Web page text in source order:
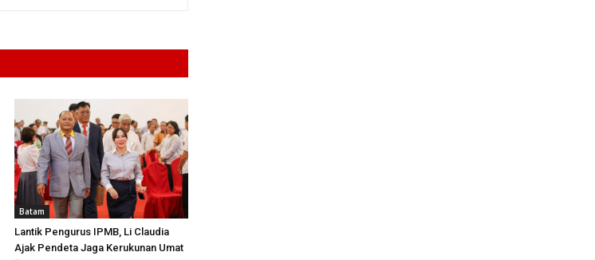
Batam
Lantik Pengurus IPMB, Li Claudia
Ajak Pendeta Jaga Kerukunan Umat